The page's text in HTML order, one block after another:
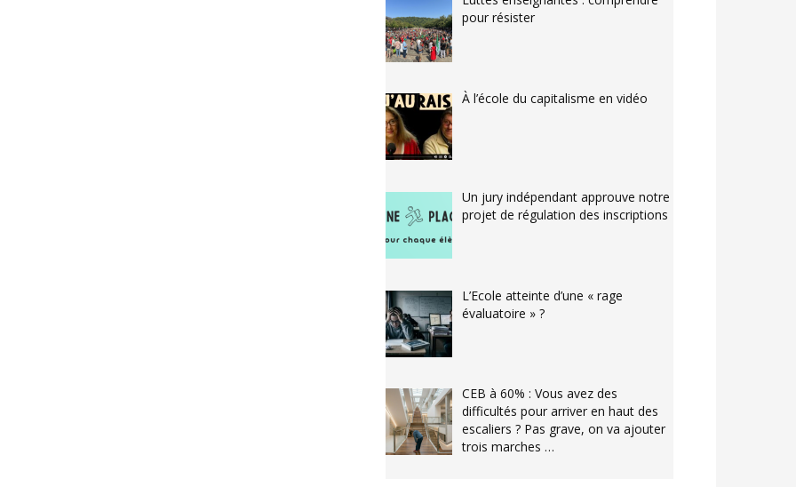
pour résister
À l’école du capitalisme en vidéo
Un jury indépendant approuve notre
projet de régulation des inscriptions
L’Ecole atteinte d’une « rage
évaluatoire » ?
CEB à 60% : Vous avez des
difficultés pour arriver en haut des
escaliers ? Pas grave, on va ajouter
trois marches …